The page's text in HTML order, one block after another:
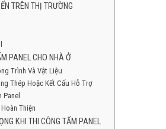
TRÊN THỊ TRƯỜNG
PANEL CHO NHÀ Ở
Trình Và Vật Liệu
Thép Hoặc Kết Cấu Hỗ Trợ
Thiện
KHI THI CÔNG TẤM PANEL